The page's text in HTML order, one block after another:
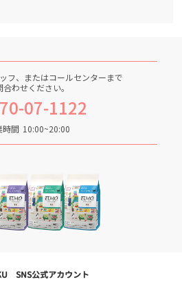
フ、またはコールセンターまで
合わせください。
07-1122
時間 10:00~20:00
SNS公式アカウント